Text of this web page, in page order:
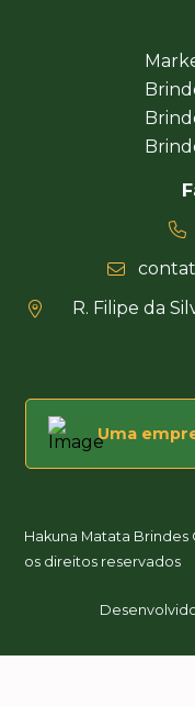
R. Filipe da
Uma
Hakuna Matata
os direitos reservados